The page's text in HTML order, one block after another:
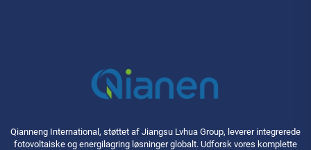
Qianneng International, støttet af Jiangsu Lvhua Group, leverer integrerede
fotovoltaiske og energilagring løsninger globalt. Udforsk vores komplette